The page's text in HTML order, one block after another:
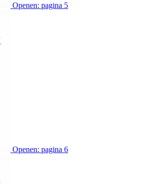
Openen: pagina 5
Openen: pagina 6